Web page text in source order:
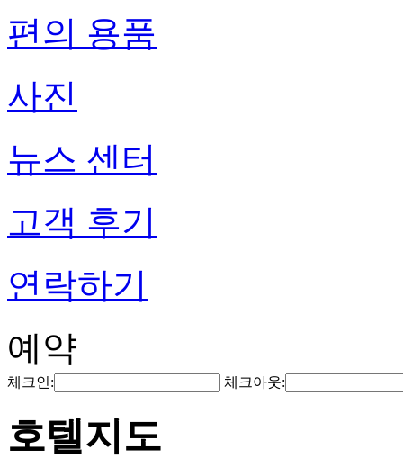
편의 용품
사진
뉴스 센터
고객 후기
연락하기
예약
체크인: 체크아웃:
호텔지도